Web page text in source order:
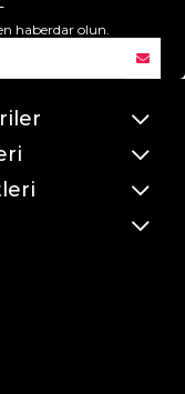
haberdar olun.